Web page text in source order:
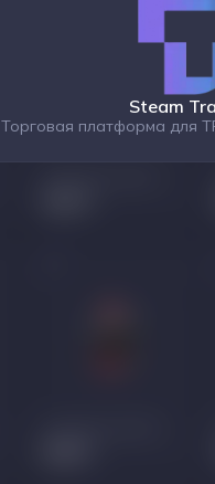
Steam
Торговая платформа для